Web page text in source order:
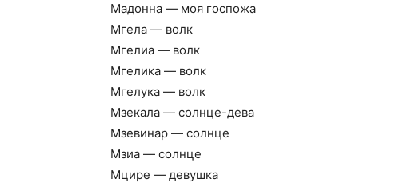
Мадонна — моя госпожа
Мгела — волк
Мгелиа — волк
Мгелика — волк
Мгелука — волк
Мзекала — солнце-дева
Мзевинар — солнце
Мзиа — солнце
Мцире — девушка